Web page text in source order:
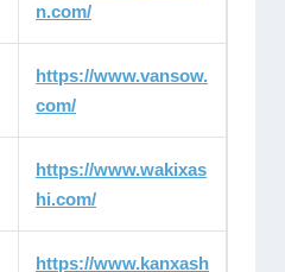
n.com/
https://www.vansow.
com/
https://www.wakixas
hi.com/
https://www.kanxash